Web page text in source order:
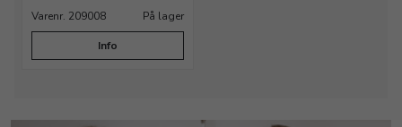
Varenr. 209008 På lager
Info